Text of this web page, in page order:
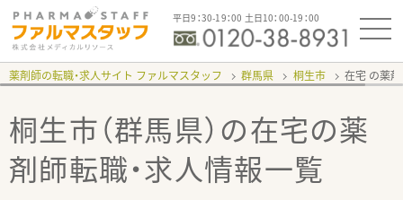
平日9：30-19：00 土日10：00-19：00
薬剤師の転職・求人サイト ファルマスタッフ 群馬県 桐生市 在宅
桐生市（群馬県）の在宅の薬
剤師転職・求人情報一覧